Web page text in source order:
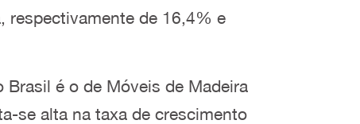
respectivamente de 16,4% e
é o de Móveis de Madeira
se alta na taxa de crescimento